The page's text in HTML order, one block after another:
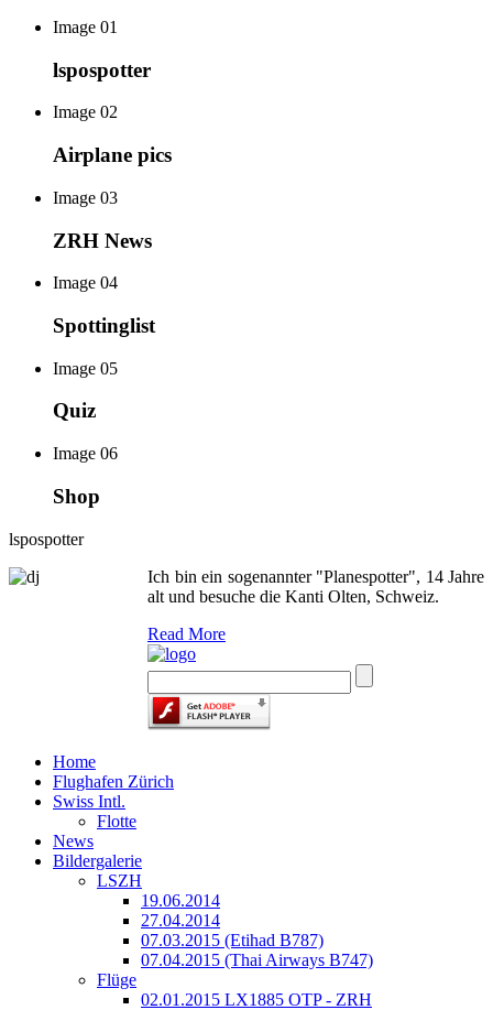
Image 01
lspospotter
Image 02
Airplane pics
Image 03
ZRH News
Image 04
Spottinglist
Image 05
Quiz
Image 06
Shop
lspospotter
Ich bin ein sogenannter "Planespotter", 14 Jahre
alt und besuche die Kanti Olten, Schweiz.
Read More
Home
Flughafen Zürich
Swiss Intl.
Flotte
News
Bildergalerie
LSZH
19.06.2014
27.04.2014
07.03.2015 (Etihad B787)
07.04.2015 (Thai Airways B747)
Flüge
02.01.2015 LX1885 OTP - ZRH